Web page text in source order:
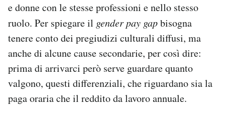
e donne con le stesse professioni e nello stesso
ruolo. Per spiegare il gender pay gapbisogna
tenere conto dei pregiudizi culturali diffusi, ma
anche di alcune cause secondarie, per così dire:
prima di arrivarci però serve guardare quanto
valgono, questi differenziali, che riguardano sia la
paga oraria che il reddito da lavoro annuale.